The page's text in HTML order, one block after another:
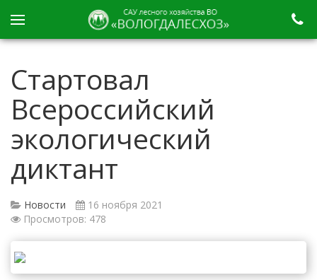
Стартовал
Всероссийский
экологический
диктант
Новости
16 ноября 2021
Просмотров: 478